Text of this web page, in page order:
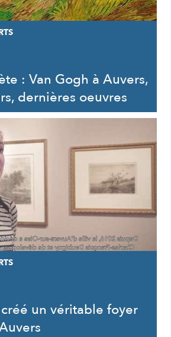
: Van Gogh à Auvers,
dernières oeuvres
un véritable foyer